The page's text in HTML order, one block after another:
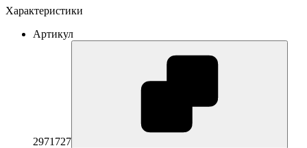
Характеристики
Артикул
2971727